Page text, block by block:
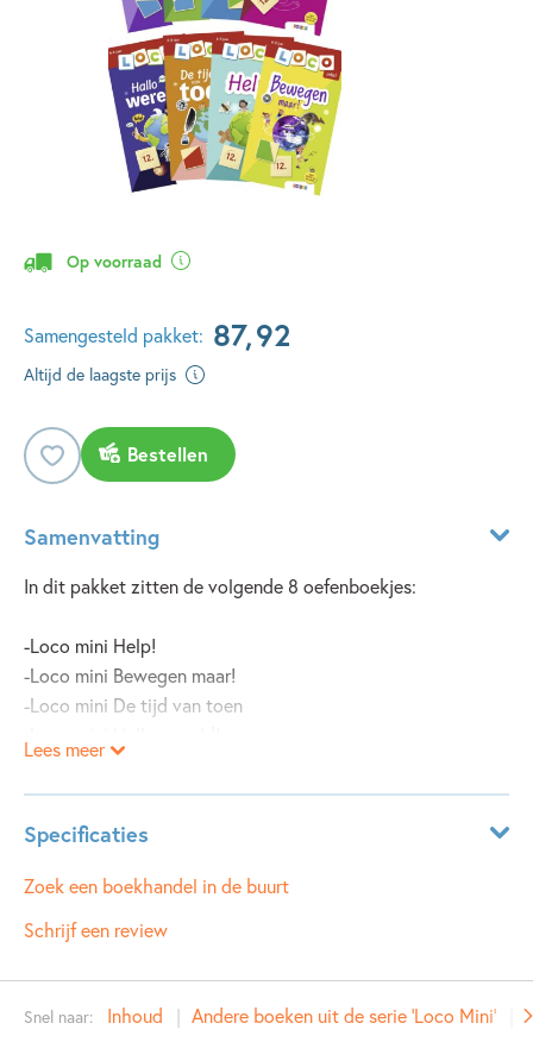
Op voorraad
Samengesteld pakket: 87,92
Altijd de laagste prijs
Bestellen
Samenvatting
In dit pakket zitten de volgende 8 oefenboekjes:
-Loco mini Help!
-Loco mini Bewegen maar!
-Loco mini De tijd van toen
-Loco mini Uit de kunst
-Loco mini Natuur
-Loco mini Eten en weten
-Loco mini Wat een uitvinding!
weetjes en raadsels? Dan is dit Loco mini wereldoriëntatie
oefenboekjes over interessante wereldoriëntatie thema’s. In
één boekje ontdek je hoe dieren de koude winter overleven
Lees meer
Specificaties
Leeftijdsindicatie: 6 - 8 jaar
ISBN:
9789048755431
Auteur(s):
Zoek een boekhandel in de buurt
Schrijf een review
Snel naar: Inhoud Andere boeken uit de serie 'Loco Mini'